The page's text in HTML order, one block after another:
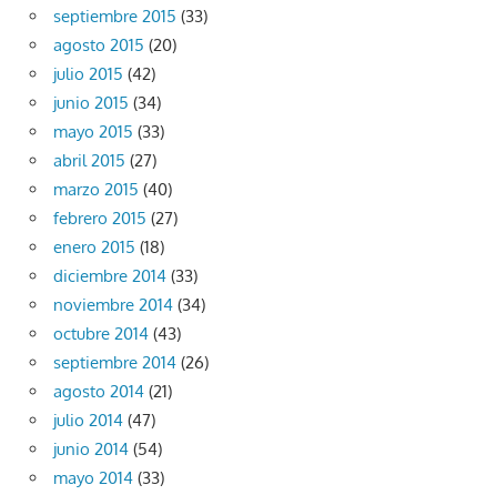
septiembre 2015 (33)
agosto 2015 (20)
julio 2015 (42)
junio 2015 (34)
mayo 2015 (33)
abril 2015 (27)
marzo 2015 (40)
febrero 2015 (27)
enero 2015 (18)
diciembre 2014 (33)
noviembre 2014 (34)
octubre 2014 (43)
septiembre 2014 (26)
agosto 2014 (21)
julio 2014 (47)
junio 2014 (54)
mayo 2014 (33)